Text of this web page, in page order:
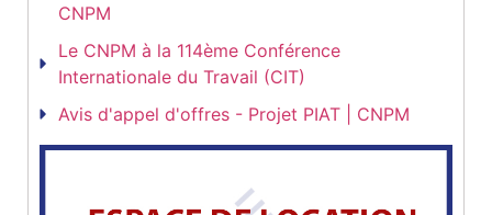
CNPM
Le CNPM à la 114ème Conférence
Internationale du Travail (CIT)
Avis d'appel d'offres - Projet PIAT | CNPM